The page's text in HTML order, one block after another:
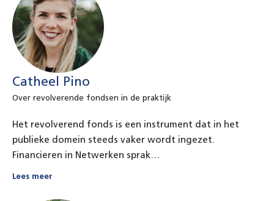
Catheel Pino
Over revolverende fondsen in de praktijk
Het revolverend fonds is een instrument dat in het
publieke domein steeds vaker wordt ingezet.
Financieren in Netwerken sprak…
Lees meer